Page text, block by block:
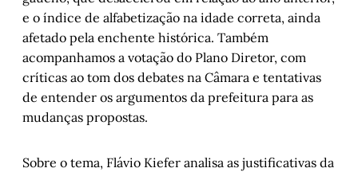
e o índice de alfabetização na idade correta, ainda
afetado pela enchente histórica. Também
acompanhamos a votação do Plano Diretor, com
críticas ao tom dos debates na Câmara e tentativas
de entender os argumentos da prefeitura para as
mudanças propostas.
Sobre o tema, Flávio Kiefer analisa as justificativas da